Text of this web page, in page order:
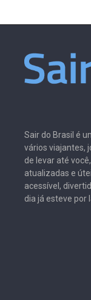
Sair do Brasil é
vários viajantes,
de levar até
atualizadas e
acessível,
dia já esteve por